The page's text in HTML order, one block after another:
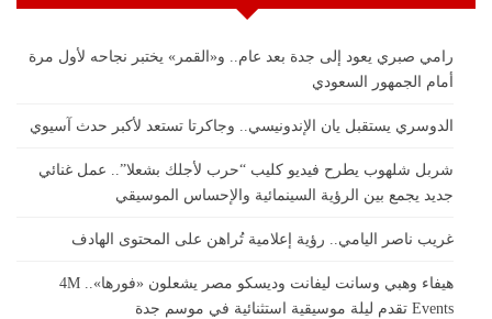
رامي صبري يعود إلى جدة بعد عام.. و«القمر» يختبر نجاحه لأول مرة
أمام الجمهور السعودي
الدوسري يستقبل يان الإندونيسي.. وجاكرتا تستعد لأكبر حدث آسيوي
شربل شلهوب يطرح فيديو كليب “حرب لأجلك بشعلا”.. عمل غنائي
جديد يجمع بين الرؤية السينمائية والإحساس الموسيقي
غريب ناصر اليامي.. رؤية إعلامية تُراهن على المحتوى الهادف
هيفاء وهبي وسانت ليفانت وديسكو مصر يشعلون «فورها».. 4M
Events تقدم ليلة موسيقية استثنائية في موسم جدة